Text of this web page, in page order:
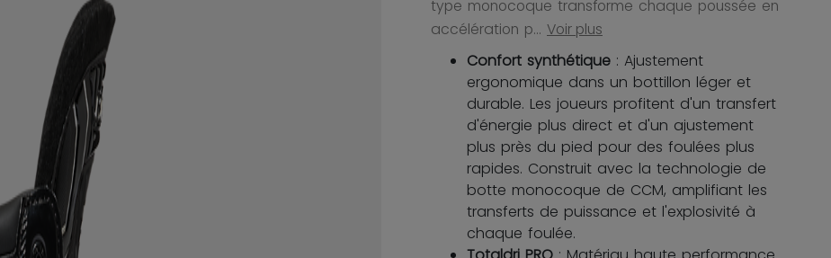
type monocoque transforme chaque poussée en
accélération p... Voir plus
Confort synthétique : Ajustement
ergonomique dans un bottillon léger et
durable. Les joueurs profitent d'un transfert
d'énergie plus direct et d'un ajustement
plus près du pied pour des foulées plus
rapides. Construit avec la technologie de
botte monocoque de CCM, amplifiant les
transferts de puissance et l'explosivité à
chaque foulée.